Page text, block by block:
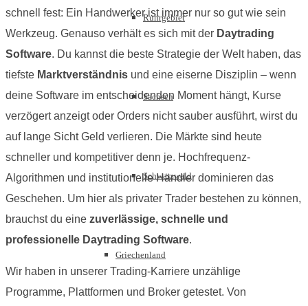
Ruhrgebiet
Sachsen
Schwarzwald
Griechenland
schnell fest: Ein Handwerker ist immer nur so gut wie sein
Werkzeug. Genauso verhält es sich mit der Daytrading
Software. Du kannst die beste Strategie der Welt haben, das
tiefste Marktverständnis und eine eiserne Disziplin – wenn
deine Software im entscheidenden Moment hängt, Kurse
verzögert anzeigt oder Orders nicht sauber ausführt, wirst du
auf lange Sicht Geld verlieren. Die Märkte sind heute
schneller und kompetitiver denn je. Hochfrequenz-
Algorithmen und institutionelle Händler dominieren das
Geschehen. Um hier als privater Trader bestehen zu können,
brauchst du eine zuverlässige, schnelle und
professionelle Daytrading Software.
Wir haben in unserer Trading-Karriere unzählige
Programme, Plattformen und Broker getestet. Von